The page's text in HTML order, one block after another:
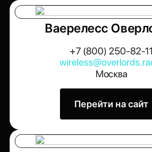
Ваерелесс
+7 (800) 250-82-11
Москва
Перейти на сайт